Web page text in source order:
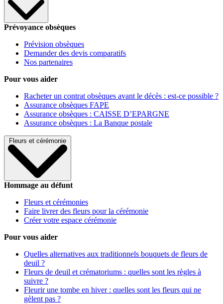
Prévoyance obsèques
Prévision obsèques
Demander des devis comparatifs
Nos partenaires
Pour vous aider
Racheter un contrat obsèques avant le décès : est-ce possible ?
Assurance obsèques FAPE
Assurance obsèques : CAISSE D’EPARGNE
Assurance obsèques : La Banque postale
Fleurs et cérémonie
Hommage au défunt
Fleurs et cérémonies
Faire livrer des fleurs pour la cérémonie
Créer votre espace cérémonie
Pour vous aider
Quelles alternatives aux traditionnels bouquets de fleurs de
deuil ?
Fleurs de deuil et crématoriums : quelles sont les règles à
suivre ?
Fleurir une tombe en hiver : quelles sont les fleurs qui ne
gèlent pas ?